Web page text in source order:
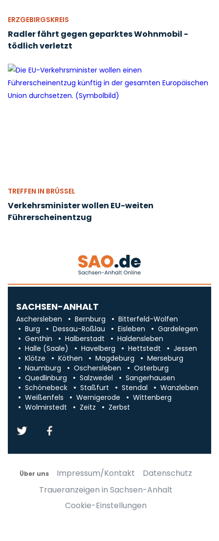
ERZGEBIRGSKREIS
Radler fährt gegen geparktes Wohnmobil -
tödlich verletzt
TREFFEN IN BRÜSSEL
Verkehrsminister wollen EU-weiten
Führerscheinentzug
SACHSEN-ANHALT
Aschersleben Bernburg
Bitterfeld-Wolfen
Burg
Dessau-Roßlau Eisleben
Gardelegen
Genthin
Halberstadt
Haldensleben
Halle (Saale)
Havelberg Hettstedt
Jessen
Klötze
Köthen Magdeburg
Merseburg
Naumburg
Oschersleben
Osterburg
Quedlinburg
Salzwedel
Sangerhausen
Schönebeck
Staßfurt Stendal
Wanzleben
Weißenfels
Wernigerode
Wittenberg
Wolmirstedt
Zeitz Zerbst
Über uns Impressum/Kontakt
Datenschutz
Traueranzeigen in Sachsen-Anhalt
Cookie-Einstellungen